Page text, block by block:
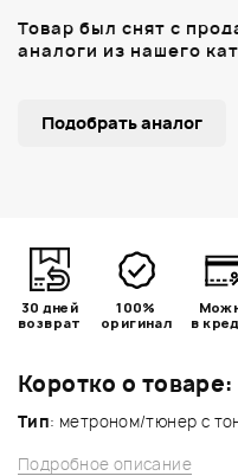
Коротко о товаре:
Тип: метроном/тюнер с
Подробное описание
Товар был снят с
аналоги из нашего
Подобрать аналог
30 дней
возврат
100%
оригинал
в